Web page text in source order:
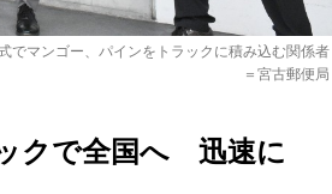
でマンゴー、パインをトラックに積み込む関係者
＝宮古郵便局
クで全国へ 迅速に